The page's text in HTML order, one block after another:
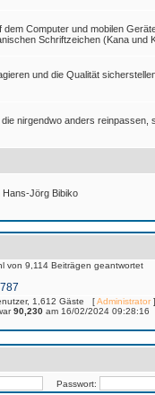
Computer und mobilen
Schriftzeichen (Kana und
und die Qualität
nirgendwo anders reinpassen,
Hans-Jörg Bibiko
von 9,114 Beiträgen geantwortet
1,612 Gäste [Administrator
90,230 am 16/02/2024 09:28:16
Passwort: